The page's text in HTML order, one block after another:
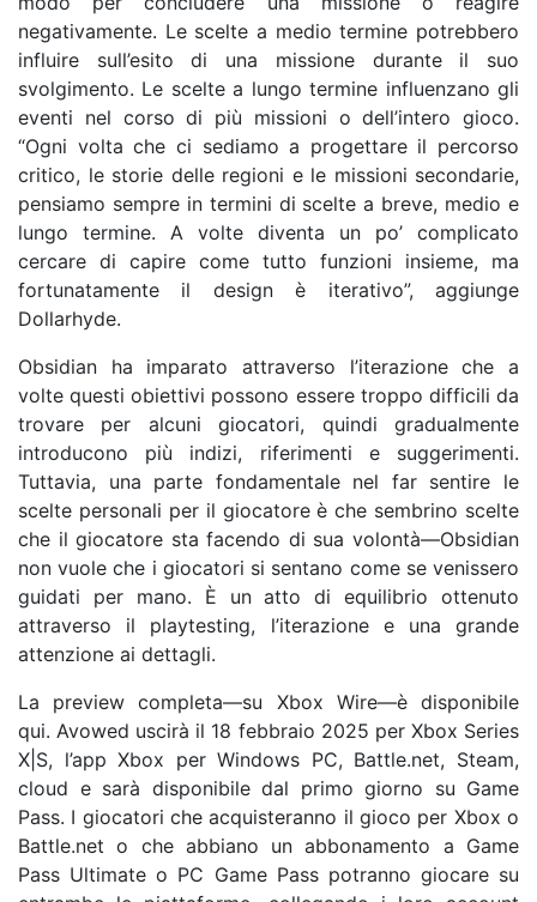
negativamente. Le scelte a medio termine potrebbero
influire sull’esito di una missione durante il suo
svolgimento. Le scelte a lungo termine influenzano gli
eventi nel corso di più missioni o dell’intero gioco.
“Ogni volta che ci sediamo a progettare il percorso
critico, le storie delle regioni e le missioni secondarie,
pensiamo sempre in termini di scelte a breve, medio e
lungo termine. A volte diventa un po’ complicato
cercare di capire come tutto funzioni insieme, ma
fortunatamente il design è iterativo”, aggiunge
Dollarhyde.
Obsidian ha imparato attraverso l’iterazione che a
volte questi obiettivi possono essere troppo difficili da
trovare per alcuni giocatori, quindi gradualmente
introducono più indizi, riferimenti e suggerimenti.
Tuttavia, una parte fondamentale nel far sentire le
scelte personali per il giocatore è che sembrino scelte
che il giocatore sta facendo di sua volontà—Obsidian
non vuole che i giocatori si sentano come se venissero
guidati per mano. È un atto di equilibrio ottenuto
attraverso il playtesting, l’iterazione e una grande
attenzione ai dettagli.
La preview completa—su Xbox Wire—è disponibile
qui. Avowed uscirà il 18 febbraio 2025 per Xbox Series
X|S, l’app Xbox per Windows PC, Battle.net, Steam,
cloud e sarà disponibile dal primo giorno su Game
Pass. I giocatori che acquisteranno il gioco per Xbox o
Battle.net o che abbiano un abbonamento a Game
Pass Ultimate o PC Game Pass potranno giocare su